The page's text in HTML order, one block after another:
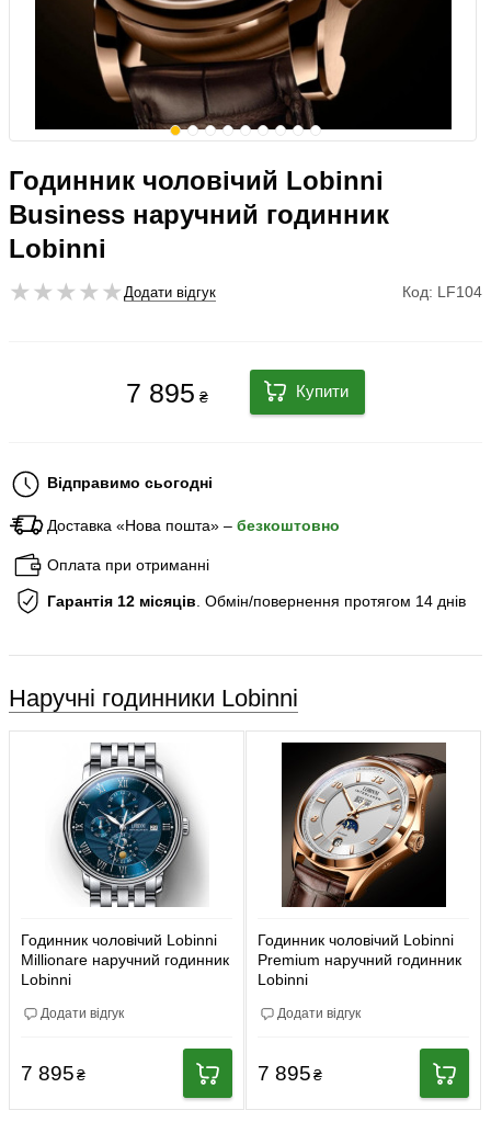
Годинник чоловічий Lobinni
Business наручний годинник
Lobinni
Додати відгук Код: LF104
7 895₴ Купити
Відправимо сьогодні
Доставка «Нова пошта» – безкоштовно
Оплата при отриманні
Гарантія 12 місяців . Обмін/повернення протягом 14 днів
Наручні годинники Lobinni
Годинник чоловічий Lobinni
Millionare наручний годинник
Lobinni
Додати відгук
7 895₴
Годинник чоловічий Lobinni
Premium наручний годинник
Lobinni
Додати відгук
7 895₴